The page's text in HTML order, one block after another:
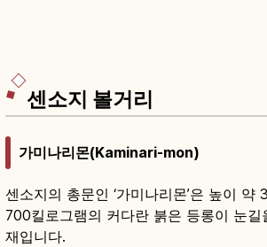
센소지 볼거리
가미나리몬(Kaminari-mon)
센소지의 총문인 ‘가미나리몬’은 높이 약
700킬로그램의 커다란 붉은 등롱이 눈길
재입니다.